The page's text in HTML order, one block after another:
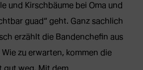
und Kirschbäume bei Oma und
guad“ geht. Ganz sachlich
erzählt die Bandenchefin aus
zu erwarten, kommen die